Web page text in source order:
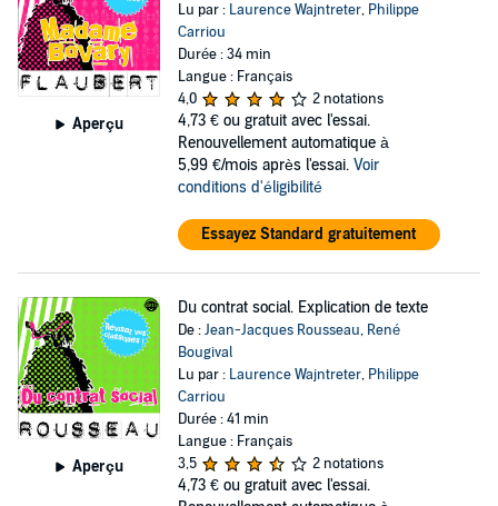
Aperçu
Lu par : Laurence Wajntreter, Philippe
Carriou
Durée : 34 min
Langue : Français
4,0
2 notations
4,73 € ou gratuit avec l'essai.
Renouvellement automatique à
5,99 €/mois après l'essai. Voir
conditions d'éligibilité
Essayez Standard gratuitement
Aperçu
Du contrat social. Explication de texte
De :Jean-Jacques Rousseau, René
Bougival
Lu par : Laurence Wajntreter, Philippe
Carriou
Durée : 41 min
Langue : Français
3,5
2 notations
4,73 € ou gratuit avec l'essai.